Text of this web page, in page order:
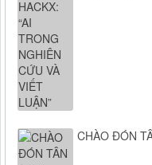
CHÀO ĐÓN